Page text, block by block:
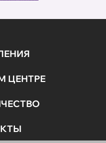
ЦЕНТРЕ